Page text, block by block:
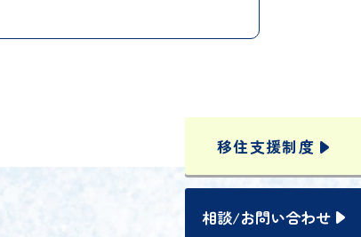
移住支援制度
相談/お問い合わせ